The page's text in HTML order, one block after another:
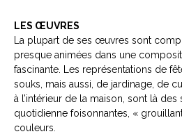
LES ŒUVRES
La plupart de ses œuvres sont
presque animées dans une
fascinante. Les représentations de
souks, mais aussi, de jardinage, de
à l’intérieur de la maison, sont là des
quotidienne foisonnantes, «
couleurs.